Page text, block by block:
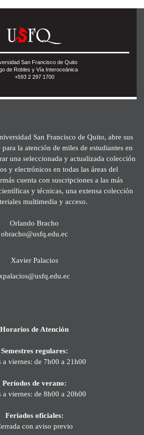
San Francisco de Quito
de Robles y Vía Interoceánica
+593 2 297 1700
San Francisco de Quito, abre sus
la atención de miles de estudiantes en
una seleccionada y actualizada colección
y electrónicos en todas las áreas del
cuenta con suscripciones a las más
y técnicas, una extensa colección
multimedia y acceso.
Orlando Bracho
obracho@usfq.edu.ec
Xavier Palacios
Horarios de Atención
Semestres regulares:
a viernes: de 7h00 a 21h00
Períodos de verano:
a viernes: de 8h00 a 20h00
Feriados oficiales:
con aviso previo